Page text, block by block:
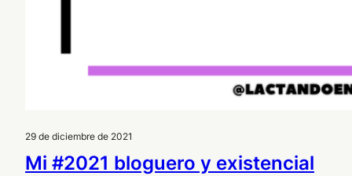
29 de diciembre de 2021
Mi #2021 bloguero y existencial